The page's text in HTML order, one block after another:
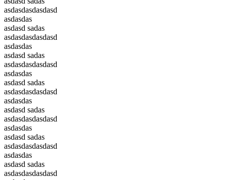
asdasdasdasdasd
asdasdas
asdasd sadas
asdasdasdasdasd
asdasdas
asdasd sadas
asdasdasdasdasd
asdasdas
asdasd sadas
asdasdasdasdasd
asdasdas
asdasd sadas
asdasdasdasdasd
asdasdas
asdasd sadas
asdasdasdasdasd
asdasdas
asdasd sadas
asdasdasdasdasd